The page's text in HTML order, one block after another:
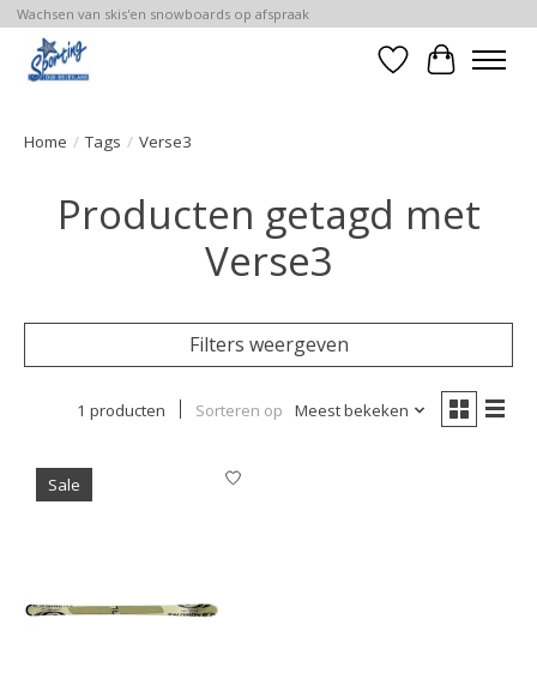
Wachsen van skis'en snowboards op afspraak
Verlanglijst
Home / Tags / Verse3
Producten getagd met
Verse3
Filters weergeven
1 producten Sorteren op Meest bekeken
Sale